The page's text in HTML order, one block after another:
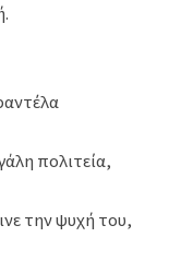
πολιτεία,
την ψυχή του,